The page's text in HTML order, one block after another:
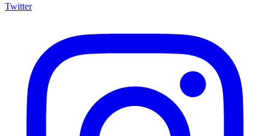
Twitter